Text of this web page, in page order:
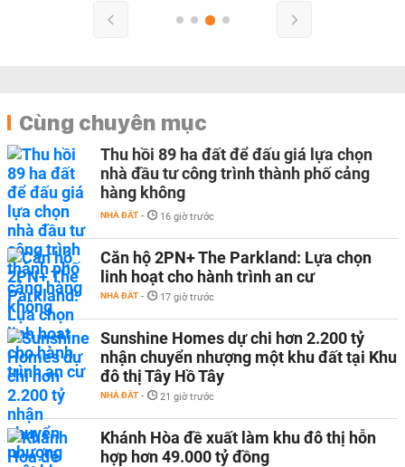
Cùng chuyên mục
Thu hồi 89 ha đất để đấu giá lựa chọn
nhà đầu tư công trình thành phố cảng
hàng không
NHÀ ĐẤT - 16 giờ trước
Căn hộ 2PN+ The Parkland: Lựa chọn
linh hoạt cho hành trình an cư
NHÀ ĐẤT - 17 giờ trước
Sunshine Homes dự chi hơn 2.200 tỷ
nhận chuyển nhượng một khu đất tại Khu
đô thị Tây Hồ Tây
NHÀ ĐẤT - 21 giờ trước
Khánh Hòa đề xuất làm khu đô thị hỗn
hợp hơn 49.000 tỷ đồng